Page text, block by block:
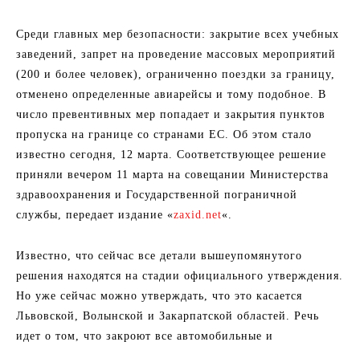
Среди главных мер безопасности: закрытие всех учебных
заведений, запрет на проведение массовых мероприятий
(200 и более человек), ограниченно поездки за границу,
отменено определенные авиарейсы и тому подобное. В
число превентивных мер попадает и закрытия пунктов
пропуска на границе со странами ЕС. Об этом стало
известно сегодня, 12 марта. Соответствующее решение
приняли вечером 11 марта на совещании Министерства
здравоохранения и Государственной пограничной
службы, передает издание «zaxid.net«.
Известно, что сейчас все детали вышеупомянутого
решения находятся на стадии официального утверждения.
Но уже сейчас можно утверждать, что это касается
Львовской, Волынской и Закарпатской областей. Речь
идет о том, что закроют все автомобильные и